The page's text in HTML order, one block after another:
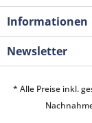
Informationen
Newsletter
* Alle Preise inkl.